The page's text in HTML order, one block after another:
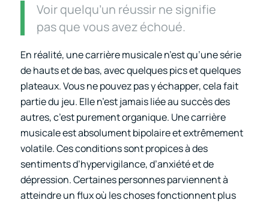
Voir quelqu’un réussir ne signifie
pas que vous avez échoué.
En réalité, une carrière musicale n’est qu’une série
de hauts et de bas, avec quelques pics et quelques
plateaux. Vous ne pouvez pas y échapper, cela fait
partie du jeu. Elle n’est jamais liée au succès des
autres, c’est purement organique. Une carrière
musicale est absolument bipolaire et extrêmement
volatile. Ces conditions sont propices à des
sentiments d’hypervigilance, d’anxiété et de
dépression. Certaines personnes parviennent à
atteindre un flux où les choses fonctionnent plus